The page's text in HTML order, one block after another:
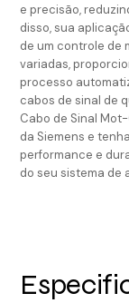
e precisão,
disso, sua
de um controle de
variadas,
processo
cabos de sinal de
Cabo de Sinal Mot-
da Siemens e
performance e
do seu sistema de